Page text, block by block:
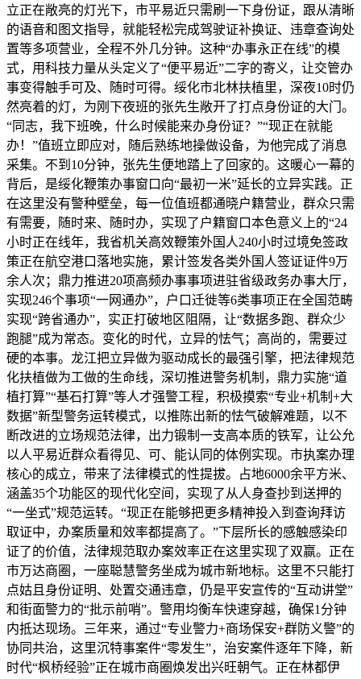
立正在敞亮的灯光下，市平易近只需刷一下身份证，跟从清晰
的语音和图文指导，就能轻松完成驾驶证补换证、违章查询处
置等多项营业，全程不外几分钟。这种“办事永正在线”的模
式，用科技力量从头定义了“便平易近”二字的寄义，让交管办
事变得触手可及、随时可得。绥化市北林扶植里，深夜10时仍
然亮着的灯，为刚下夜班的张先生敞开了打点身份证的大门。
“同志，我下班晚，什么时候能来办身份证？”“现正在就能
办！”值班立即应对，随后熟练地操做设备，为他完成了消息
采集。不到10分钟，张先生便地踏上了回家的。这暖心一幕的
背后，是绥化鞭策办事窗口向“最初一米”延长的立异实践。正
在这里没有警种壁垒，每一位值班都通晓户籍营业，群众只需
有需要，随时来、随时办，实现了户籍窗口本色意义上的“24
小时正在线年，我省机关高效鞭策外国人240小时过境免签政
策正在航空港口落地实施，累计签发各类外国人签证证件9万
余人次；鼎力推进20项高频办事事项进驻省级政务办事大厅，
实现246个事项“一网通办”，户口迁徙等6类事项正在全国范畴
实现“跨省通办”，实正打破地区阻隔，让“数据多跑、群众少
跑腿”成为常态。变化的时代，立异的怯气；高尚的，需要过
硬的本事。龙江把立异做为驱动成长的最强引擎，把法律规范
化扶植做为工做的生命线，深切推进警务机制，鼎力实施“道
植打算”“基石打算”等人才强警工程，积极摸索“专业+机制+大
数据”新型警务运转模式，以推陈出新的怯气破解难题，以不
断改进的立场规范法律，出力锻制一支高本质的铁军，让公允
以人平易近群众看得见、可、能认同的体例实现。市执案办理
核心的成立，带来了法律模式的性提拔。占地6000余平方米、
涵盖35个功能区的现代化空间，实现了从人身查抄到送押的
“一坐式”规范运转。“现正在能够把更多精神投入到查询拜访
取证中，办案质量和效率都提高了。”下层所长的感触感染印
证了的价值，法律规范取办案效率正在这里实现了双赢。正在
市万达商圈，一座聪慧警务坐成为城市新地标。这里不只能打
点姑且身份证明、处置交通违章，仍是平安宣传的“互动讲堂”
和街面警力的“批示前哨”。警用均衡车快速穿越，确保1分钟
内抵达现场。三年来，通过“专业警力+商场保安+群防义警”的
协同共治，这里沉特事案件“零发生”，治安案件逐年下降，新
时代“枫桥经验”正在城市商圈焕发出兴旺朝气。正在林都伊